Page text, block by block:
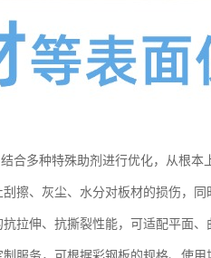
合多种特殊助剂进行优化，从根本
擦、灰尘、水分对板材的损伤，
拉伸、抗撕裂性能，可适配平面、